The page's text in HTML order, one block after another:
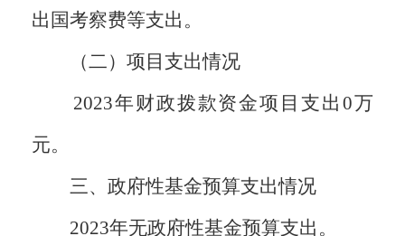
出国考察费等支出。
（二）项目支出情况
2023年财政拨款资金项目支出0万
元。
三、政府性基金预算支出情况
2023年无政府性基金预算支出。